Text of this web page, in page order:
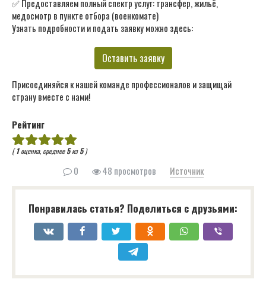
✅ Предоставляем полный спектр услуг: трансфер, жильё,
медосмотр в пункте отбора (военкомате)
Узнать подробности и подать заявку можно здесь:
Оставить заявку
Присоединяйся к нашей команде профессионалов и защищай
страну вместе с нами!
Рейтинг
(1оценка, среднее5из5)
0 48 просмотров Источник
Понравилась статья? Поделиться с друзьями: